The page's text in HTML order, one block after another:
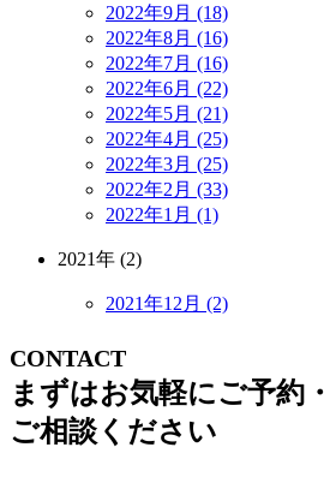
2022年9月 (18)
2022年8月 (16)
2022年7月 (16)
2022年6月 (22)
2022年5月 (21)
2022年4月 (25)
2022年3月 (25)
2022年2月 (33)
2022年1月 (1)
2021年 (2)
2021年12月 (2)
CONTACT
まずはお気軽にご予約・
ご相談ください